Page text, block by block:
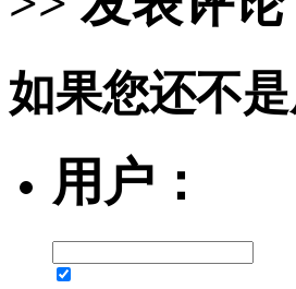
如果您还不
用户：